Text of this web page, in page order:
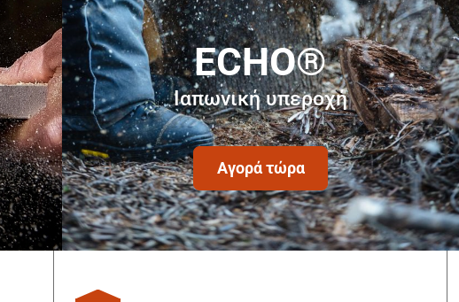
ECHO®
Ιαπωνική υπεροχή
Αγορά τώρα